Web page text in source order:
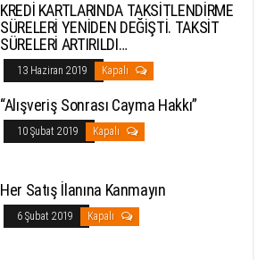
KREDİ KARTLARINDA TAKSİTLENDİRME
SÜRELERİ YENİDEN DEĞİŞTİ. TAKSİT
SÜRELERİ ARTIRILDI…
13 Haziran 2019 Kapalı
“Alışveriş Sonrası Cayma Hakkı”
10 Şubat 2019 Kapalı
Her Satış İlanına Kanmayın
6 Şubat 2019 Kapalı